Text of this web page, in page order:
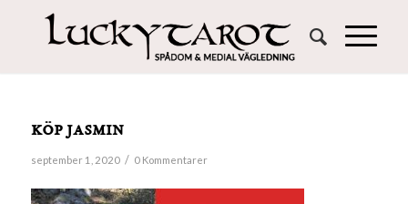
köp jasmin
september 1, 2020 / 0 Kommentarer